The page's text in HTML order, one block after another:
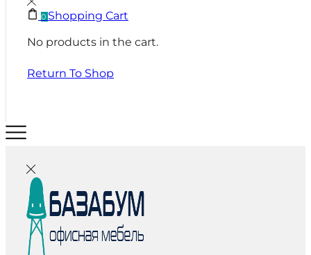
0 Shopping Cart
No products in the cart.
Return To Shop